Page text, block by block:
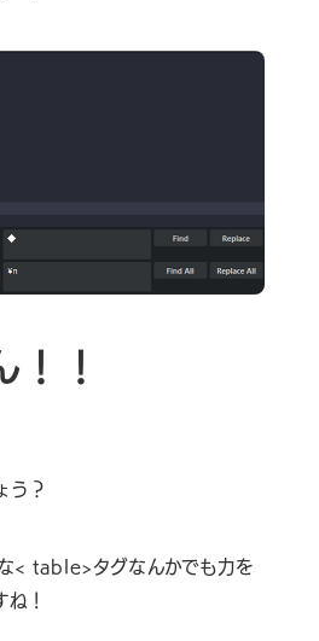
！！
う？
< table>タグなんかでも力を
！